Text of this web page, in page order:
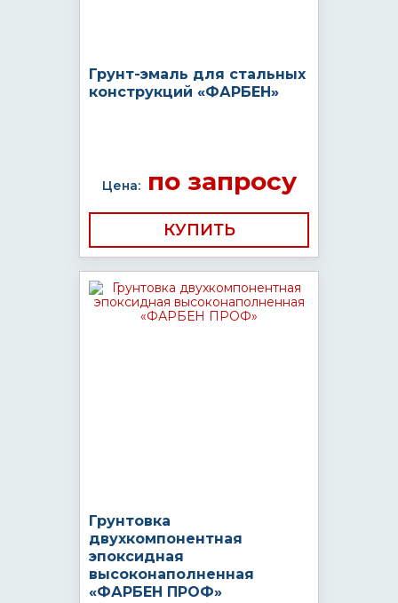
Грунт-эмаль для стальных
конструкций «ФАРБЕН»
Цена:по запросу
КУПИТЬ
Грунтовка
двухкомпонентная
эпоксидная
высоконаполненная
«ФАРБЕН ПРОФ»